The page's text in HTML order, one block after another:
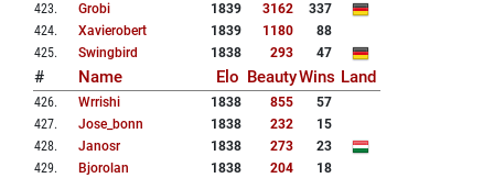
423. Grobi 1839 3162
337
424. Xavierobert 1839 1180
88
425. Swingbird 1838 293 47
# Name Elo BeautyWins Land
426. Wrrishi 1838 855
57
427. Jose_bonn 1838 232
15
428. Janosr 1838 273
23
429. Bjorolan 1838 204
18